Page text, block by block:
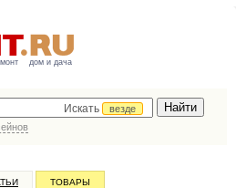
дом и дача
Искать
везде
ТОВАРЫ